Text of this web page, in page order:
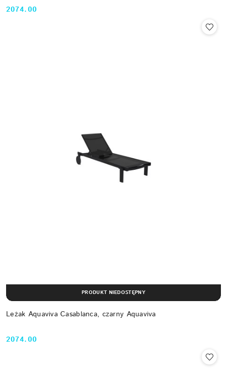
Cena:
2074.00
Leżak Aquaviva Casablanca, czarny Aquaviva
Cena:
2074.00
PRODUKT NIEDOSTĘPNY